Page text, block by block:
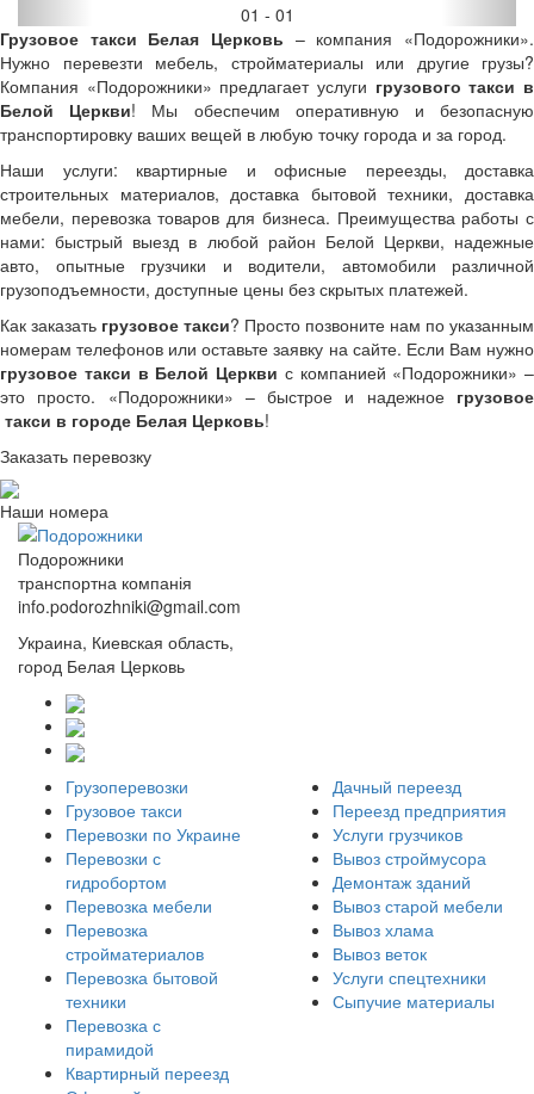
01 - 01
Грузовое такси Белая Церковь – компания «Подорожники».
Нужно перевезти мебель, стройматериалы или другие грузы?
Компания «Подорожники» предлагает услуги грузового такси в
Белой Церкви! Мы обеспечим оперативную и безопасную
транспортировку ваших вещей в любую точку города и за город.
Наши услуги: квартирные и офисные переезды, доставка
строительных материалов, доставка бытовой техники, доставка
мебели, перевозка товаров для бизнеса. Преимущества работы с
нами: быстрый выезд в любой район Белой Церкви, надежные
авто, опытные грузчики и водители, автомобили различной
грузоподъемности, доступные цены без скрытых платежей.
Как заказать грузовое такси? Просто позвоните нам по указанным
номерам телефонов или оставьте заявку на сайте. Если Вам нужно
грузовое такси в Белой Церкви с компанией «Подорожники» –
это просто. «Подорожники» – быстрое и надежное грузовое
такси в городе Белая Церковь!
Заказать перевозку
Наши номера
Подорожники
транспортна компанія
info.podorozhniki@gmail.com
Украина, Киевская область,
город Белая Церковь
Грузоперевозки
Грузовое такси
Перевозки по Украине
Перевозки с
гидробортом
Перевозка мебели
Перевозка
стройматериалов
Перевозка бытовой
техники
Перевозка с
пирамидой
Квартирный переезд
Дачный переезд
Переезд предприятия
Услуги грузчиков
Вывоз строймусора
Демонтаж зданий
Вывоз старой мебели
Вывоз хлама
Вывоз веток
Услуги спецтехники
Сыпучие материалы